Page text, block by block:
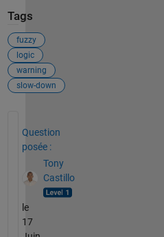
Tags
fuzzy
logic
warning
slow-down
Question
posée :
Tony
Castillo
le
17